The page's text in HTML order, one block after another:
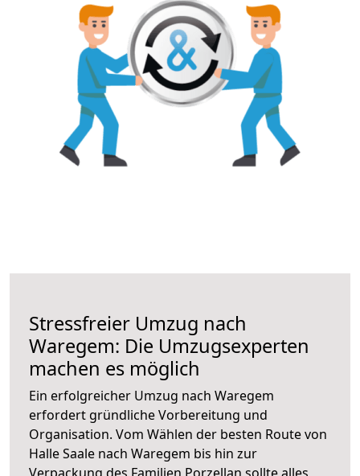
Stressfreier Umzug nach
Waregem: Die Umzugsexperten
machen es möglich
Ein erfolgreicher Umzug nach Waregem
erfordert gründliche Vorbereitung und
Organisation. Vom Wählen der besten Route von
Halle Saale nach Waregem bis hin zur